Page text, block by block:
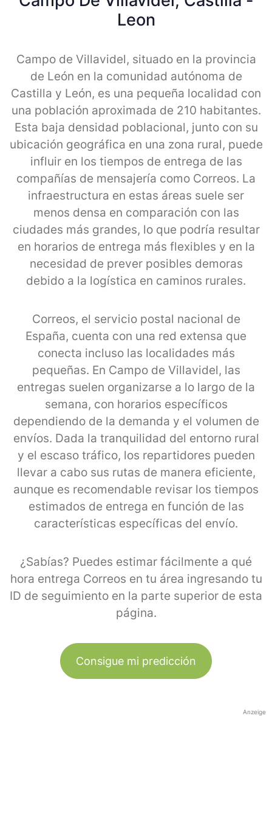
Leon
Campo de Villavidel, situado en la provincia
de León en la comunidad autónoma de
Castilla y León, es una pequeña localidad con
una población aproximada de 210 habitantes.
Esta baja densidad poblacional, junto con su
ubicación geográfica en una zona rural, puede
influir en los tiempos de entrega de las
compañías de mensajería como Correos. La
infraestructura en estas áreas suele ser
menos densa en comparación con las
ciudades más grandes, lo que podría resultar
en horarios de entrega más flexibles y en la
necesidad de prever posibles demoras
debido a la logística en caminos rurales.
Correos, el servicio postal nacional de
España, cuenta con una red extensa que
conecta incluso las localidades más
pequeñas. En Campo de Villavidel, las
entregas suelen organizarse a lo largo de la
semana, con horarios específicos
dependiendo de la demanda y el volumen de
envíos. Dada la tranquilidad del entorno rural
y el escaso tráfico, los repartidores pueden
llevar a cabo sus rutas de manera eficiente,
aunque es recomendable revisar los tiempos
estimados de entrega en función de las
características específicas del envío.
¿Sabías? Puedes estimar fácilmente a qué
hora entrega Correos en tu área ingresando tu
ID de seguimiento en la parte superior de esta
página.
Consigue mi predicción
Anzeige